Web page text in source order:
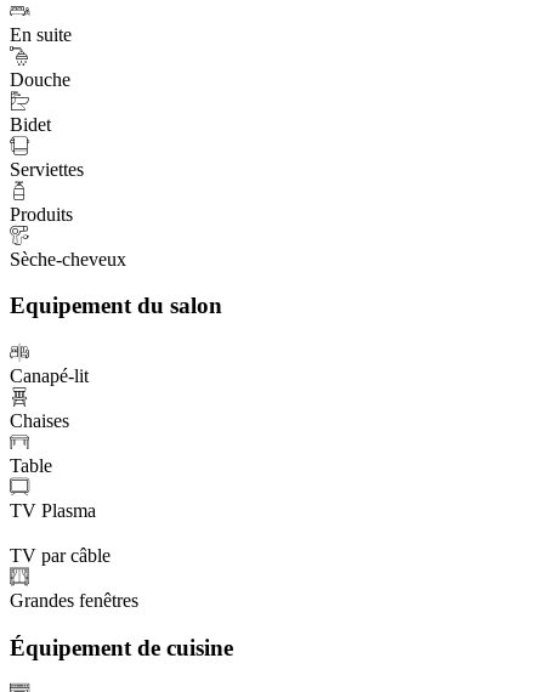
En suite
Douche
Bidet
Serviettes
Produits
Sèche-cheveux
Equipement du salon
Canapé-lit
Chaises
Table
TV Plasma
TV par câble
Grandes fenêtres
Équipement de cuisine